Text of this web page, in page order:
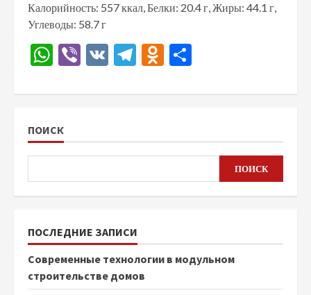
Калорийность: 557 ккал, Белки: 20.4 г, Жиры: 44.1 г,
Углеводы: 58.7 г
WhatsApp
Viber
VK Telegram
Odnoklassniki
ПОИСК
ПОИСК
ПОСЛЕДНИЕ ЗАПИСИ
Современные технологии в модульном
строительстве домов